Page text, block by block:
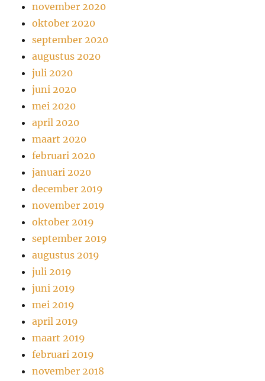
november 2020
oktober 2020
september 2020
augustus 2020
juli 2020
juni 2020
mei 2020
april 2020
maart 2020
februari 2020
januari 2020
december 2019
november 2019
oktober 2019
september 2019
augustus 2019
juli 2019
juni 2019
mei 2019
april 2019
maart 2019
februari 2019
november 2018